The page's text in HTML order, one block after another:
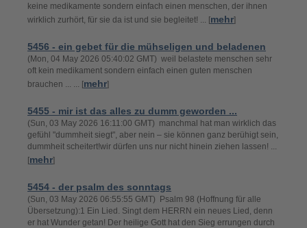
keine medikamente sondern einfach einen menschen, der ihnen
wirklich zurhört, für sie da ist und sie begleitet! ... [mehr]
5456 - ein gebet für die mühseligen und beladenen
(Mon, 04 May 2026 05:40:02 GMT) weil belastete menschen sehr
oft kein medikament sondern einfach einen guten menschen
brauchen ... ... [mehr]
5455 - mir ist das alles zu dumm geworden ...
(Sun, 03 May 2026 16:11:00 GMT) manchmal hat man wirklich das
gefühl "dummheit siegt", aber nein – sie können ganz berühigt sein,
dummheit scheitert!wir dürfen uns nur nicht hinein ziehen lassen! ...
[mehr]
5454 - der psalm des sonntags
(Sun, 03 May 2026 06:55:55 GMT) Psalm 98 (Hoffnung für alle
Übersetzung):1 Ein Lied. Singt dem HERRN ein neues Lied, denn
er hat Wunder getan! Der heilige Gott hat den Sieg errungen durch